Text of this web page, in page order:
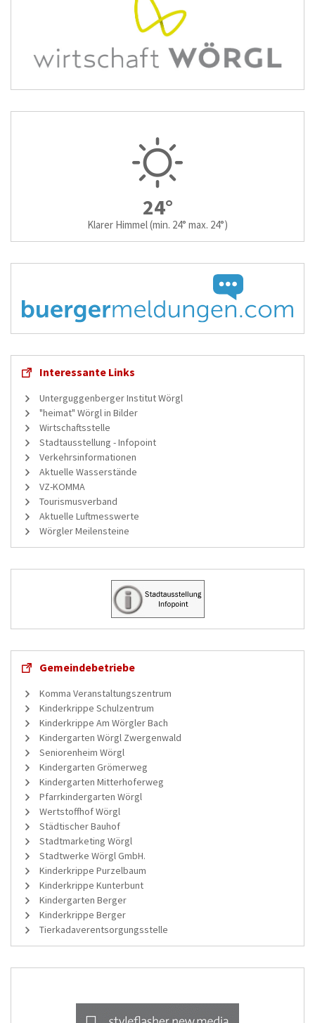
24°
Klarer Himmel(min. 24° max. 24°)
Interessante Links
Unterguggenberger Institut Wörgl
"heimat" Wörgl in Bilder
Wirtschaftsstelle
Stadtausstellung - Infopoint
Verkehrsinformationen
Aktuelle Wasserstände
VZ-KOMMA
Tourismusverband
Aktuelle Luftmesswerte
Wörgler Meilensteine
Gemeindebetriebe
Komma Veranstaltungszentrum
Kinderkrippe Schulzentrum
Kinderkrippe Am Wörgler Bach
Kindergarten Wörgl Zwergenwald
Seniorenheim Wörgl
Kindergarten Grömerweg
Kindergarten Mitterhoferweg
Pfarrkindergarten Wörgl
Wertstoffhof Wörgl
Städtischer Bauhof
Stadtmarketing Wörgl
Stadtwerke Wörgl GmbH.
Kinderkrippe Purzelbaum
Kinderkrippe Kunterbunt
Kindergarten Berger
Kinderkrippe Berger
Tierkadaverentsorgungsstelle